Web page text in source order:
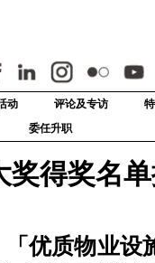
动 评论及专访
委任升职
奖得奖名
「优质物业